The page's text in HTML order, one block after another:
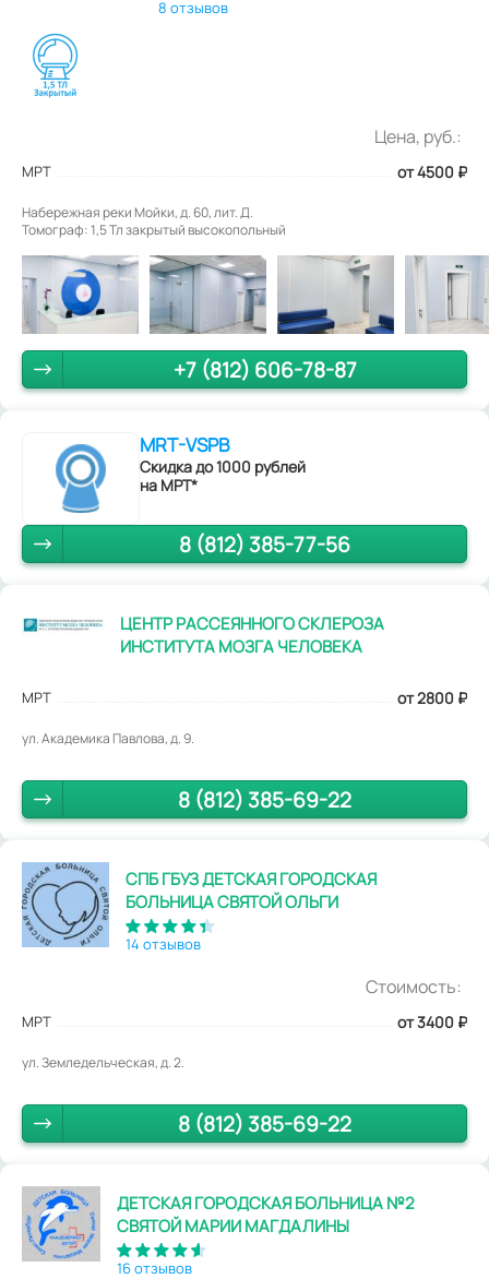
8 отзывов
Цена, руб.:
МРТ от 4500 ₽
Набережная реки Мойки, д. 60, лит. Д.
Томограф: 1,5 Тл закрытый высокопольный
+7 (812) 606-78-87
MRT-VSPB
Скидка до 1000 рублей
на МРТ*
8 (812) 385-77-56
ЦЕНТР РАССЕЯННОГО СКЛЕРОЗА
ИНСТИТУТА МОЗГА ЧЕЛОВЕКА
МРТ от 2800 ₽
ул. Академика Павлова, д. 9.
8 (812) 385-69-22
СПБ ГБУЗ ДЕТСКАЯ ГОРОДСКАЯ
БОЛЬНИЦА СВЯТОЙ ОЛЬГИ
14 отзывов
Стоимость:
МРТ от 3400 ₽
ул. Земледельческая, д. 2.
8 (812) 385-69-22
ДЕТСКАЯ ГОРОДСКАЯ БОЛЬНИЦА №2
СВЯТОЙ МАРИИ МАГДАЛИНЫ
16 отзывов